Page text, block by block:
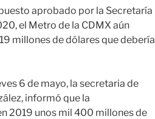
aprobado por la Secretaría
el Metro de la CDMX aún
millones de dólares que debería
6 de mayo, la secretaria de
informó que la
2019 unos mil 400 millones de